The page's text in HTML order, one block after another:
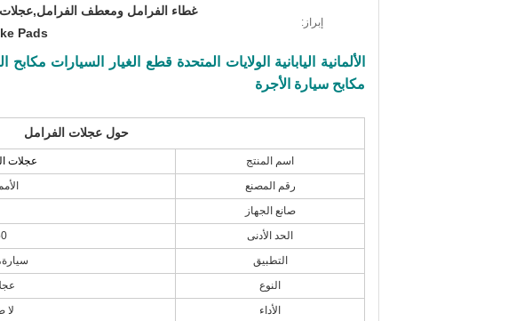
إبراز:
غطاء الفرامل ومعطف
Pads
الألمانية اليابانية الولايات المتحدة قطع الغيار السيارات
مكابح سيارة الأجرة
حول عجلات الفرامل
اسم المنتج
عجلات
رقم المصنع
صانع الجهاز
الحد الأدنى
50
التطبيق
النوع
الأداء
لا